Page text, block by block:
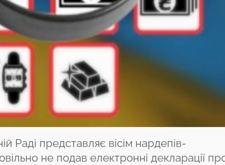
Раді представляє вісім нардепів-
не подав електронні декларації